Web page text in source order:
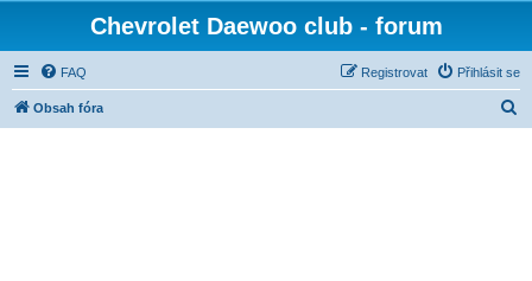
Chevrolet Daewoo club - forum
FAQ Přihlásit se
Registrovat
Obsah fóra